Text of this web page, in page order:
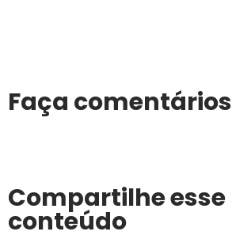
Faça comentários
Compartilhe esse
conteúdo